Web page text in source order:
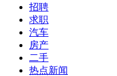
招聘
求职
汽车
房产
二手
热点新闻